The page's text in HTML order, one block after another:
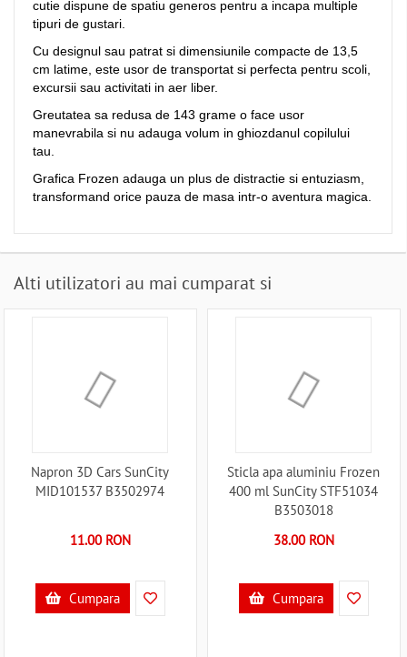
cutie dispune de spatiu generos pentru a incapa multiple
tipuri de gustari.
Cu designul sau patrat si dimensiunile compacte de 13,5
cm latime, este usor de transportat si perfecta pentru scoli,
excursii sau activitati in aer liber.
Greutatea sa redusa de 143 grame o face usor
manevrabila si nu adauga volum in ghiozdanul copilului
tau.
Grafica Frozen adauga un plus de distractie si entuziasm,
transformand orice pauza de masa intr-o aventura magica.
Alti utilizatori au mai cumparat si
Napron 3D Cars SunCity
MID101537 B3502974
11.00 RON
Cumpara
Sticla apa aluminiu Frozen
400 ml SunCity STF51034
B3503018
38.00 RON
Cumpara